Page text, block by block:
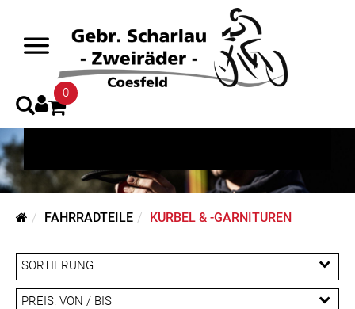
0
Kurbel & -garnituren
FAHRRADTEILE KURBEL & -GARNITUREN
SORTIERUNG
PREIS: VON / BIS